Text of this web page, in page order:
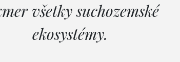
všetky suchozemské
ekosystémy.